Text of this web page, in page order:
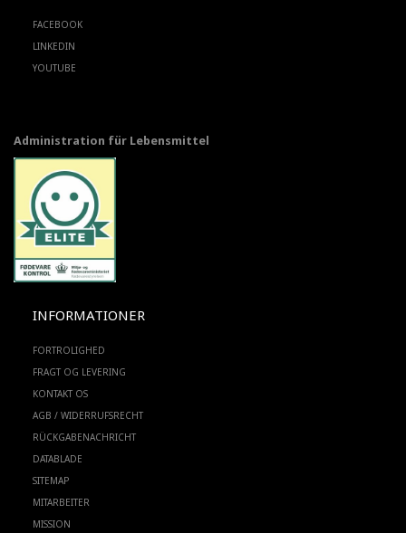
FACEBOOK
LINKEDIN
YOUTUBE
Administration für Lebensmittel
INFORMATIONER
FORTROLIGHED
FRAGT OG LEVERING
KONTAKT OS
AGB / WIDERRUFSRECHT
RÜCKGABENACHRICHT
DATABLADE
SITEMAP
MITARBEITER
MISSION